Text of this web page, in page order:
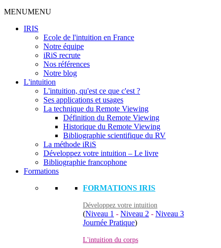
MENUMENU
IRIS
Ecole de l'intuition en France
Notre équipe
iRiS recrute
Nos références
Notre blog
L'intuition
L'intuition, qu'est ce que c'est ?
Ses applications et usages
La technique du Remote Viewing
Définition du Remote Viewing
Historique du Remote Viewing
Bibliographie scientifique du RV
La méthode iRiS
Développez votre intuition – Le livre
Bibliographie francophone
Formations
FORMATIONS IRIS
Développez votre intuition
(Niveau 1 - Niveau 2 - Niveau 3
Journée Pratique)
L'intuition du corps